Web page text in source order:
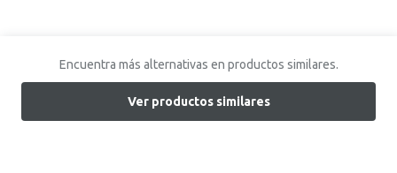
Encuentra más alternativas en productos similares.
Ver productos similares